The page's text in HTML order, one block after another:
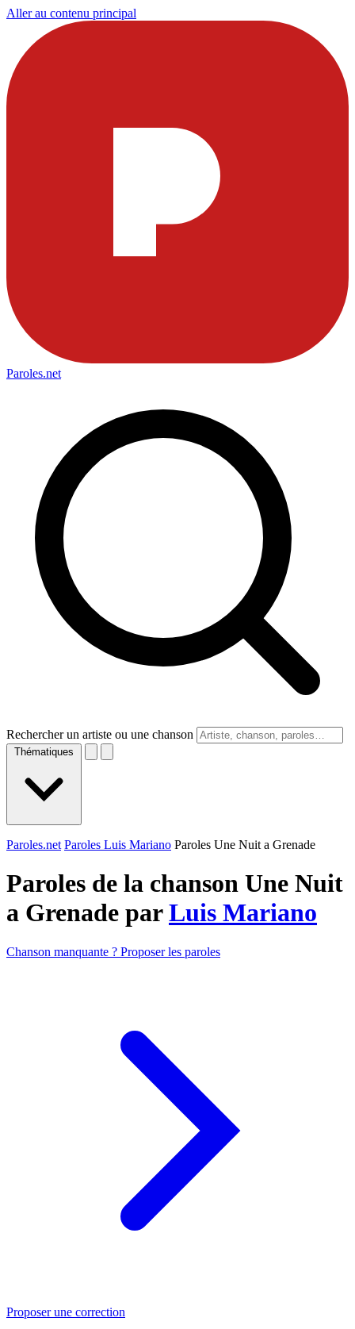
Aller au contenu principal
Paroles.net
Rechercher un artiste ou une chanson
Thématiques
Paroles.net Paroles Luis Mariano Paroles Une Nuit a Grenade
Paroles de la chanson Une Nuit
a Grenade parLuis Mariano
Chanson manquante ? Proposer les paroles
Proposer une correction